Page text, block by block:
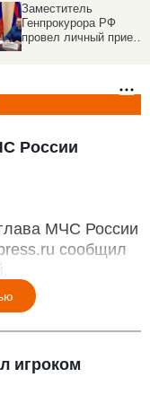
Заместитель
Генпрокурора РФ
провел личный прием
России
МЧС России
сообщил
игроком